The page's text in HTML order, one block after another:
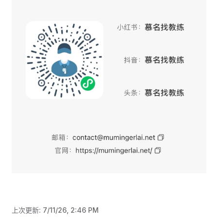
上次更新: 7/11/26, 2:46 PM